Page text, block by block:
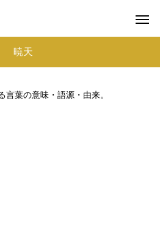
暁天
言葉の意味・語源・由来。